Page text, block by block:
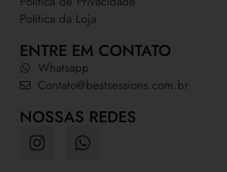
Política da Loja
ENTRE EM CONTATO
Whatsapp
Contato@bestsessions.com.br
NOSSAS REDES